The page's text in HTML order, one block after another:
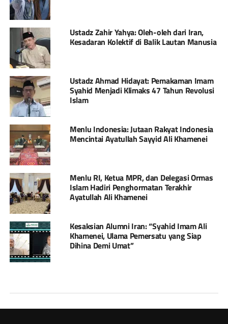
Ustadz Zahir Yahya: Oleh-oleh dari Iran,
Kesadaran Kolektif di Balik Lautan Manusia
Ustadz Ahmad Hidayat: Pemakaman Imam
Syahid Menjadi Klimaks 47 Tahun Revolusi
Islam
Menlu Indonesia: Jutaan Rakyat Indonesia
Mencintai Ayatullah Sayyid Ali Khamenei
Menlu RI, Ketua MPR, dan Delegasi Ormas
Islam Hadiri Penghormatan Terakhir
Ayatullah Ali Khamenei
Kesaksian Alumni Iran: “Syahid Imam Ali
Khamenei, Ulama Pemersatu yang Siap
Dihina Demi Umat”